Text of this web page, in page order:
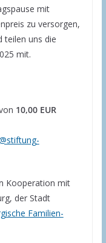
mit
zu versorgen,
teilen uns die
mit.
10,00 EUR
Kooperation mit
der Stadt
Familien-